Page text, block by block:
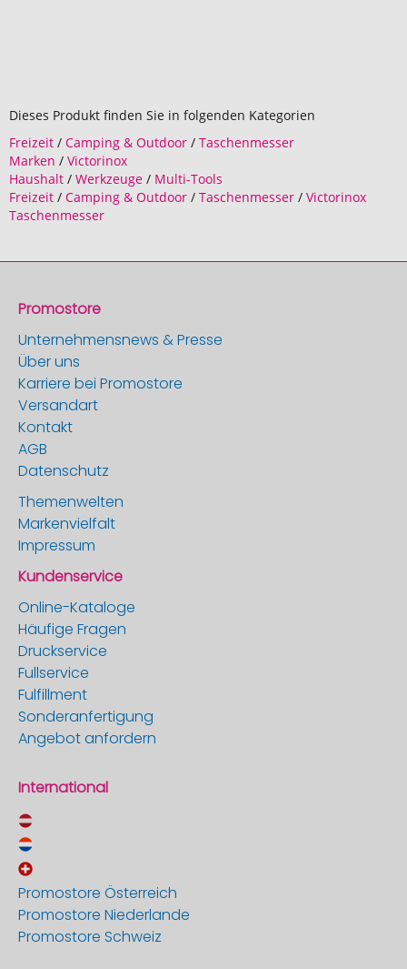
Dieses Produkt finden Sie in folgenden Kategorien
Freizeit / Camping & Outdoor / Taschenmesser
Marken / Victorinox
Haushalt / Werkzeuge / Multi-Tools
Freizeit / Camping & Outdoor / Taschenmesser / Victorinox
Taschenmesser
Promostore
Unternehmensnews & Presse
Über uns
Karriere bei Promostore
Versandart
Kontakt
AGB
Datenschutz
Themenwelten
Markenvielfalt
Impressum
Kundenservice
Online-Kataloge
Häufige Fragen
Druckservice
Fullservice
Fulfillment
Sonderanfertigung
Angebot anfordern
International
Promostore Österreich
Promostore Niederlande
Promostore Schweiz